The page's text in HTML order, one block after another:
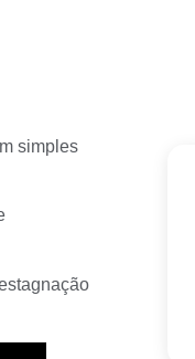
simples